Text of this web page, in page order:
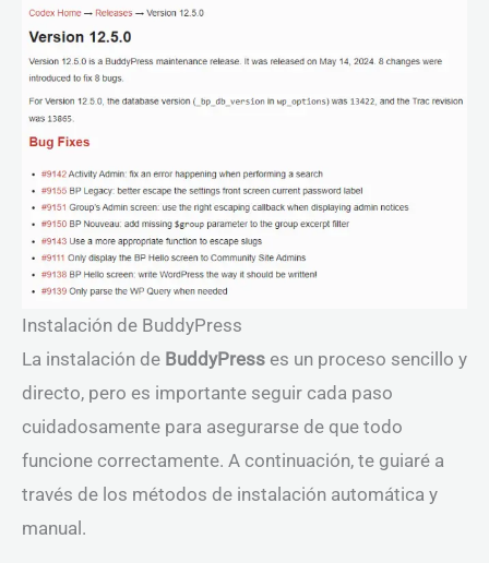
Instalación de BuddyPress
La instalación de BuddyPress es un proceso sencillo y
directo, pero es importante seguir cada paso
cuidadosamente para asegurarse de que todo
funcione correctamente. A continuación, te guiaré a
través de los métodos de instalación automática y
manual.